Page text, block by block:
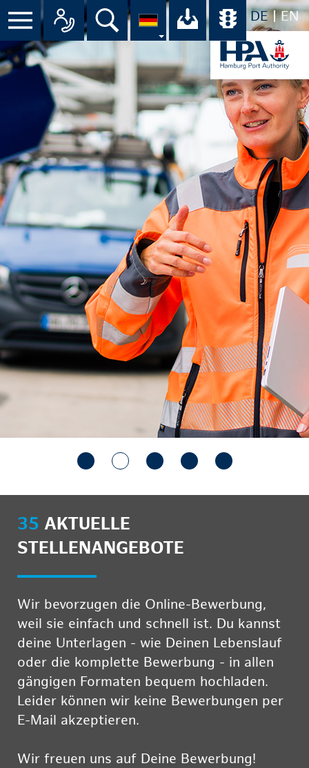
DE EN
Suche Ihr Download-
35 AKTUELLE
STELLENANGEBOTE
Wir bevorzugen die Online-Bewerbung,
weil sie einfach und schnell ist. Du kannst
deine Unterlagen - wie Deinen Lebenslauf
oder die komplette Bewerbung - in allen
gängigen Formaten bequem hochladen.
Leider können wir keine Bewerbungen per
E-Mail akzeptieren.
Wir freuen uns auf Deine Bewerbung!